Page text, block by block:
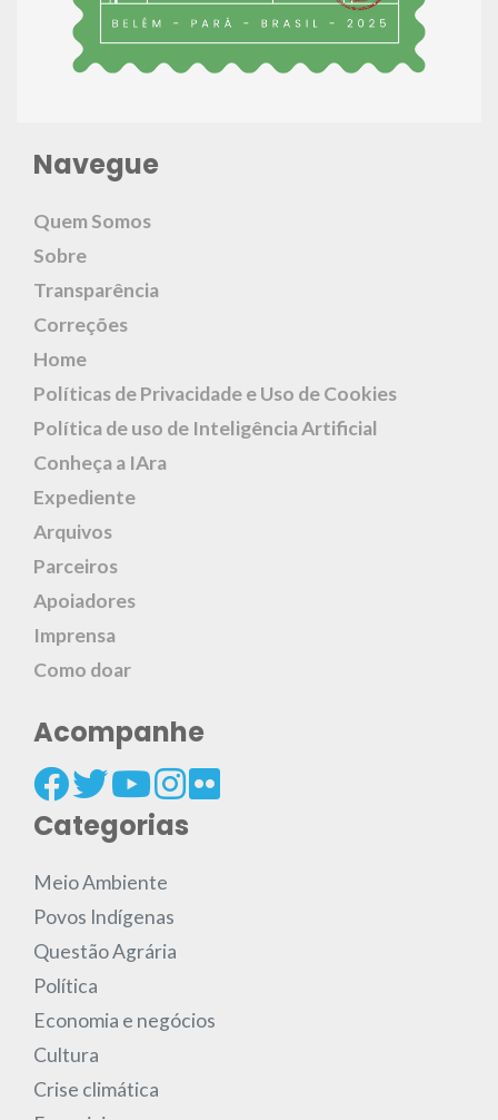
Navegue
Quem Somos
Sobre
Transparência
Correções
Home
Políticas de Privacidade e Uso de Cookies
Política de uso de Inteligência Artificial
Conheça a IAra
Expediente
Arquivos
Parceiros
Apoiadores
Imprensa
Como doar
Acompanhe
Categorias
Meio Ambiente
Povos Indígenas
Questão Agrária
Política
Economia e negócios
Cultura
Crise climática